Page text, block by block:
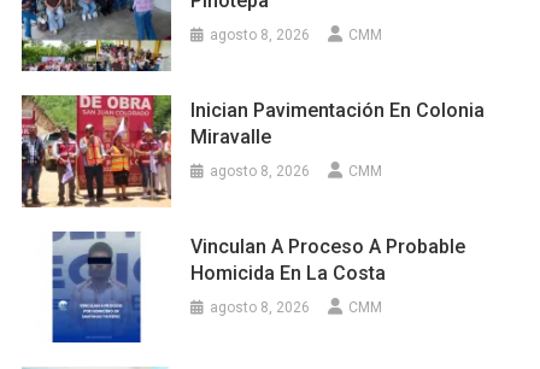
agosto 8, 2026 CMM
Inician Pavimentación En Colonia
Miravalle
agosto 8, 2026 CMM
Vinculan A Proceso A Probable
Homicida En La Costa
agosto 8, 2026 CMM